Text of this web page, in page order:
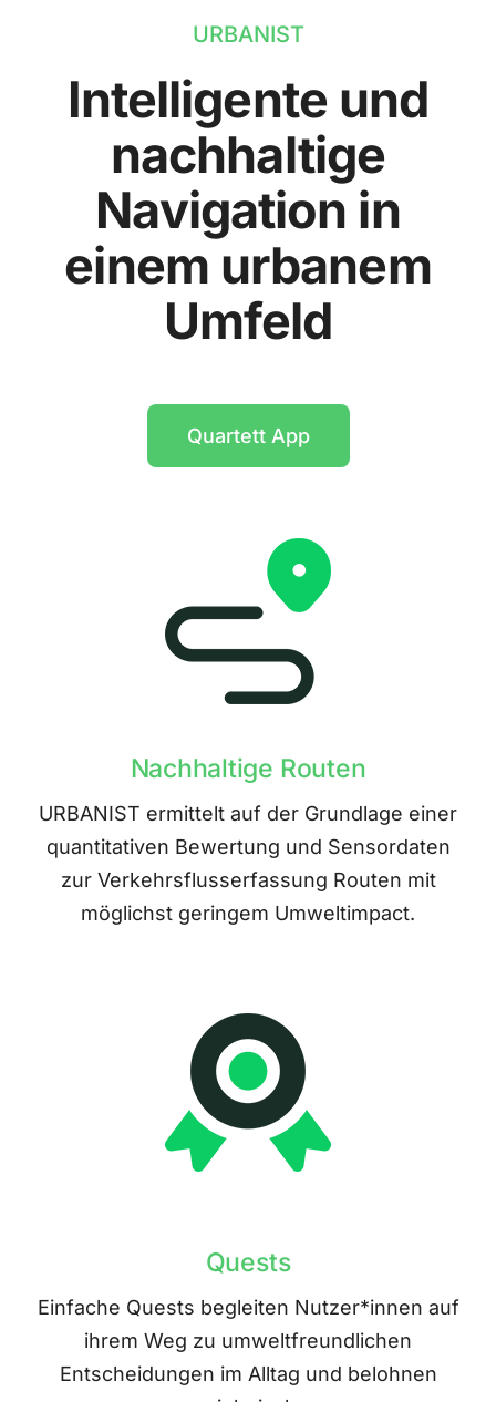
URBANIST
Intelligente und
nachhaltige
Navigation in
einem urbanem
Umfeld
Quartett App
Nachhaltige Routen
URBANIST ermittelt auf der Grundlage einer
quantitativen Bewertung und Sensordaten
zur Verkehrsflusserfassung Routen mit
möglichst geringem Umweltimpact.
Quests
Einfache Quests begleiten Nutzer*innen auf
ihrem Weg zu umweltfreundlichen
Entscheidungen im Alltag und belohnen